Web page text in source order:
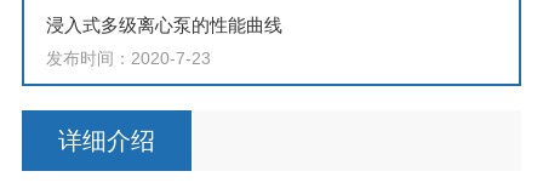
浸入式多级离心泵的性能曲线
发布时间：2020-7-23
详细介绍